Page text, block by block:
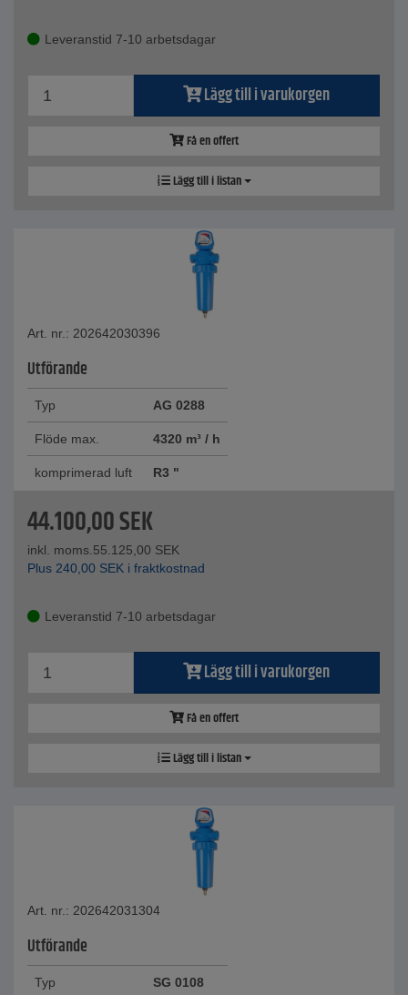
Leveranstid 7-10 arbetsdagar
Lägg till i varukorgen
Få en offert
Lägg till i listan
Art. nr.: 202642030396
Utförande
Typ AG 0288
Flöde max. 4320 m³ / h
komprimerad luft R3 "
44.100,00SEK
inkl. moms.55.125,00 SEK
Plus 240,00 SEK i fraktkostnad
Leveranstid 7-10 arbetsdagar
Lägg till i varukorgen
Få en offert
Lägg till i listan
Art. nr.: 202642031304
Utförande
Typ SG 0108